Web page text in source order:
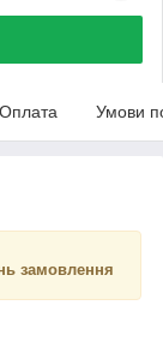
Оплата Умови
замовлення